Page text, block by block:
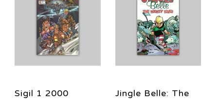
Sigil 1 2000
Jingle Belle: The